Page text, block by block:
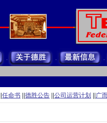
||任命书 ||德胜公告 ||公司运营计划 ||广